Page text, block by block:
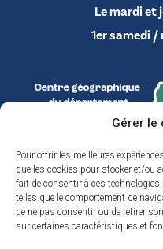
Gérer le
Pour offrir les meilleures
que les cookies pour stocker et/ou
fait de consentir à ces
telles que le comportement de
de ne pas consentir ou de retirer
sur certaines caractéristiques et
Le mardi et
1er samedi /